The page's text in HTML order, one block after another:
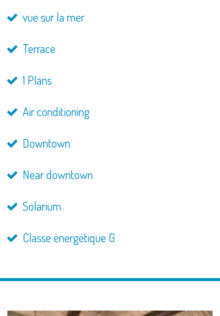
vue sur la mer
Terrace
1 Plans
Air conditioning
Downtown
Near downtown
Solarium
Classe énergétique G